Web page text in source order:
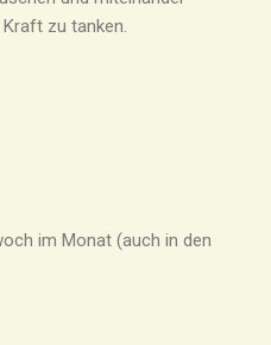
zu tanken.
im Monat (auch in den